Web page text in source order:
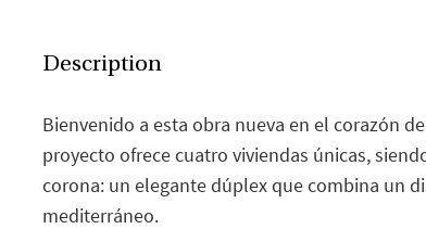
Description
Bienvenido a esta obra nueva en el corazón
proyecto ofrece cuatro viviendas únicas,
corona: un elegante dúplex que combina un
mediterráneo.